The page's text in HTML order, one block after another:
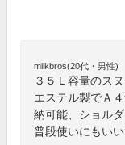
milkbros(20代・男性)
３５Ｌ容量のス
エステル製でＡ
納可能、ショル
普段使いにもいい